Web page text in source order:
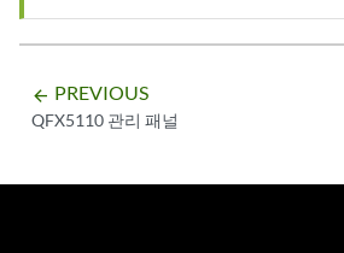
arrow_backward PREVIOUS
QFX5110 관리 패널